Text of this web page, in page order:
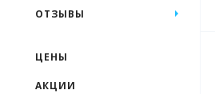
ОТЗЫВЫ
ЦЕНЫ
АКЦИИ